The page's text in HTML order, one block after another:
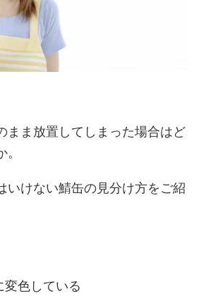
まま放置してしまった場合はど
いけない鯖缶の見分け方をご紹
変色している